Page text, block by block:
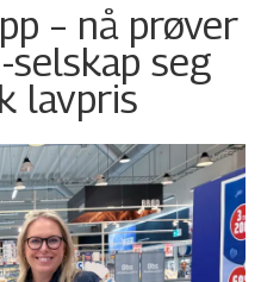
– nå prøver
selskap seg
lavpris